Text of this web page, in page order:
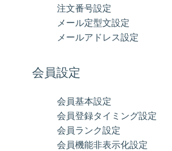
注文番号設定
メール定型文設定
メールアドレス設定
会員設定
会員基本設定
会員登録タイミング設定
会員ランク設定
会員機能非表示化設定